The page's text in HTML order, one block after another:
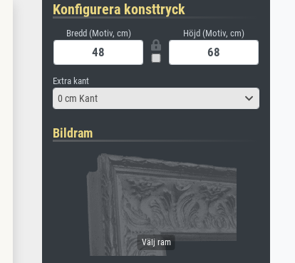
Konfigurera konsttryck
Bredd (Motiv, cm) Höjd (Motiv, cm)
Extra kant
0 cm Kant
Bildram